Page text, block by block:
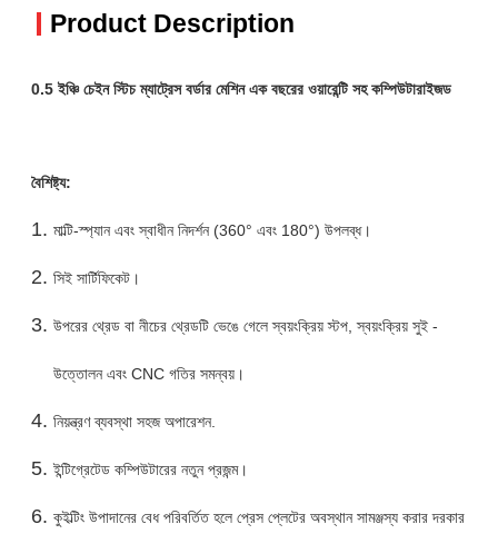
Product Description
0.5 ইঞ্চি চেইন স্টিচ ম্যাট্রেস বর্ডার মেশিন এক বছরের ওয়ারেন্টি সহ কম্পিউটারাইজড
বৈশিষ্ট্য:
মাল্টি-স্প্যান এবং স্বাধীন নিদর্শন (360° এবং 180°) উপলব্ধ।
সিই সার্টিফিকেট।
উপরের থ্রেড বা নীচের থ্রেডটি ভেঙে গেলে স্বয়ংক্রিয় স্টপ, স্বয়ংক্রিয় সুই -
উত্তোলন এবং CNC গতির সমন্বয়।
নিয়ন্ত্রণ ব্যবস্থা সহজ অপারেশন.
ইন্টিগ্রেটেড কম্পিউটারের নতুন প্রজন্ম।
কুইল্টিং উপাদানের বেধ পরিবর্তিত হলে প্রেস প্লেটের অবস্থান সামঞ্জস্য করার দরকার